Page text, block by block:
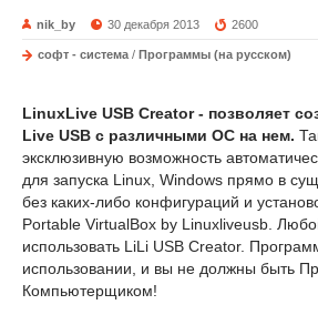
nik_by 30 декабря 2013 2600
софт - система / Программы (на русском)
LinuxLive USB Creator - позволяет
Live USB с различными ОС на нем.
эксклюзивную возможность
для запуска Linux, Windows прямо в
без каких-либо конфигураций и
Portable VirtualBox by Linuxliveusb.
использовать LiLi USB Creator.
использовании, и вы не должны быть
Компьютерщиком!